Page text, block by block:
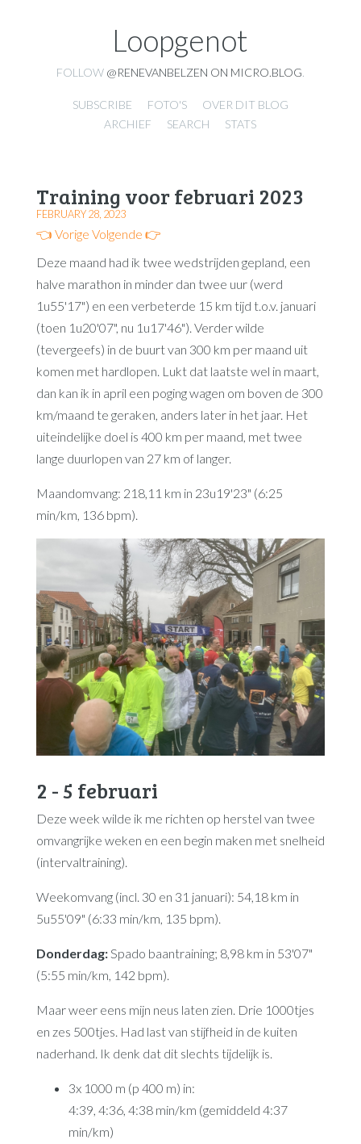
Loopgenot
FOLLOW @RENEVANBELZEN ON MICRO.BLOG
SUBSCRIBE FOTO'S
OVER DIT BLOG
ARCHIEF
SEARCH STATS
Training voor februari 2023
FEBRUARY 28, 2023
👈 Vorige Volgende 👉
Deze maand had ik twee wedstrijden gepland, een
halve marathon in minder dan twee uur (werd
1u55'17") en een verbeterde 15 km tijd t.o.v. januari
(toen 1u20'07", nu 1u17'46"). Verder wilde
(tevergeefs) in de buurt van 300 km per maand uit
komen met hardlopen. Lukt dat laatste wel in maart,
dan kan ik in april een poging wagen om boven de 300
km/maand te geraken, anders later in het jaar. Het
uiteindelijke doel is 400 km per maand, met twee
lange duurlopen van 27 km of langer.
Maandomvang: 218,11 km in 23u19'23" (6:25
min/km, 136 bpm).
2 - 5 februari
Deze week wilde ik me richten op herstel van twee
omvangrijke weken en een begin maken met snelheid
(intervaltraining).
Weekomvang (incl. 30 en 31 januari): 54,18 km in
5u55'09" (6:33 min/km, 135 bpm).
Donderdag:Spado baantraining; 8,98 km in 53'07"
(5:55 min/km, 142 bpm).
Maar weer eens mijn neus laten zien. Drie 1000tjes
en zes 500tjes. Had last van stijfheid in de kuiten
naderhand. Ik denk dat dit slechts tijdelijk is.
3x 1000 m (p 400 m) in:
4:39, 4:36, 4:38 min/km (gemiddeld 4:37
min/km)